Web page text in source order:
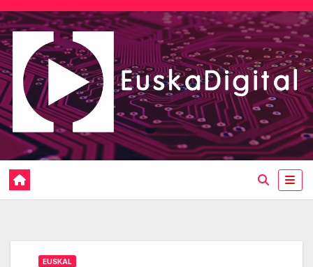
Saltar
al
contenido
EUSKAL